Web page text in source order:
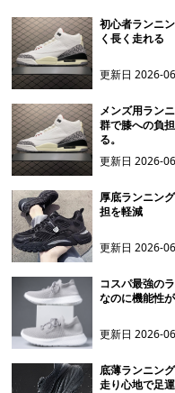
初心者ランニ
く長く走れる
更新日2026-
メンズ用ラン
群で膝への負
る。
更新日2026-
厚底ランニン
担を軽減
更新日2026-
コスパ最強の
なのに機能性
更新日2026-
底薄ランニン
走り心地で足